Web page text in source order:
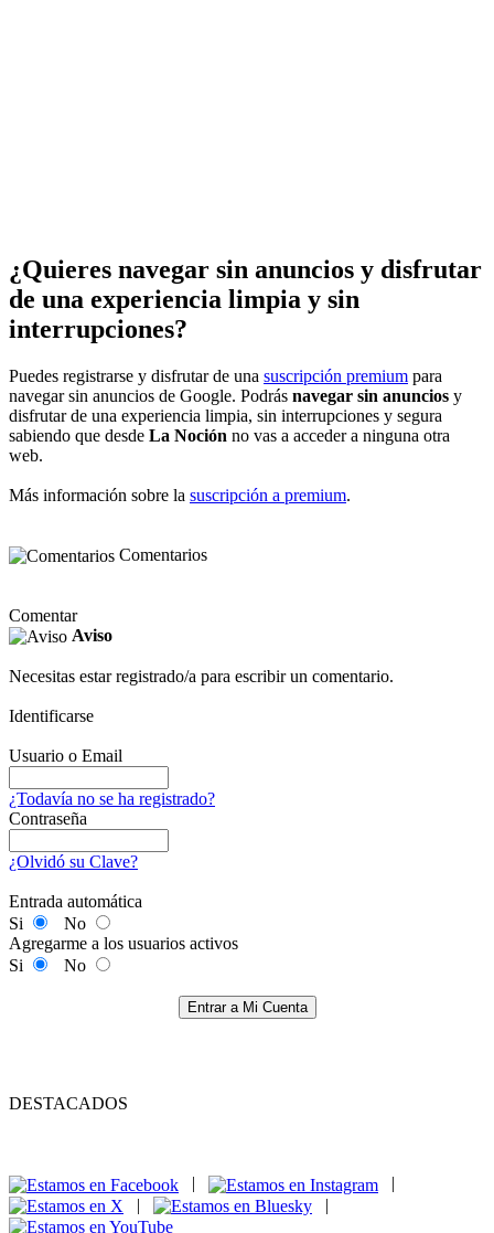
¿Quieres navegar sin anuncios y disfrutar
de una experiencia limpia y sin
interrupciones?
Puedes registrarse y disfrutar de una suscripción premium para
navegar sin anuncios de Google. Podrás navegar sin anuncios y
disfrutar de una experiencia limpia, sin interrupciones y segura
sabiendo que desde La Noción no vas a acceder a ninguna otra
web.
Más información sobre la suscripción a premium.
Comentarios
Comentar
Aviso
Necesitas estar registrado/a para escribir un comentario.
Identificarse
Usuario o Email
¿Todavía no se ha registrado?
Contraseña
¿Olvidó su Clave?
Entrada automática
Si
No
Agregarme a los usuarios activos
Si
No
Entrar a Mi Cuenta
DESTACADOS
|
|